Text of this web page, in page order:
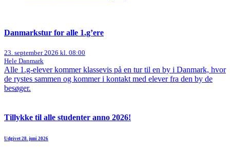
Danmarkstur for alle 1.g’ere
23. september 2026 kl. 08:00
Hele Danmark
Alle 1.g-elever kommer klassevis på en tur til en by i Danmark, hvor
de rystes sammen og kommer i kontakt med elever fra den by de
besøger.
Tillykke til alle studenter anno 2026!
Udgivet 28. juni 2026